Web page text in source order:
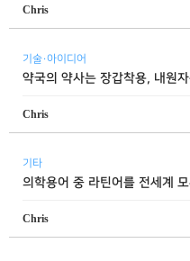
Chris
기술·아이디어
약국의 약사는 장갑착용, 내원
Chris
기타
의학용어 중 라틴어를 전세계
Chris